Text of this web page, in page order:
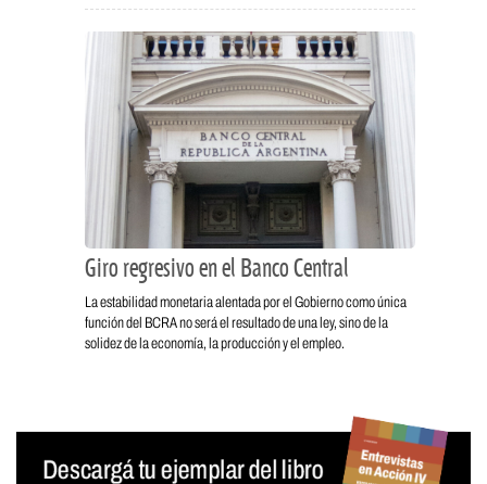
Giro regresivo en el Banco Central
La estabilidad monetaria alentada por el Gobierno como única
función del BCRA no será el resultado de una ley, sino de la
solidez de la economía, la producción y el empleo.